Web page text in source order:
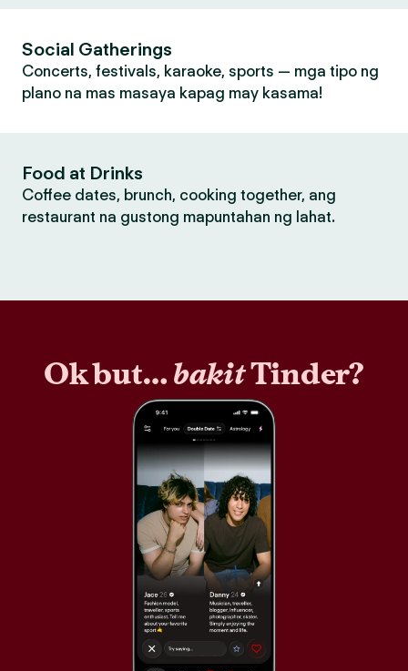
Social Gatherings
Concerts, festivals, karaoke, sports — mga tipo ng
plano na mas masaya kapag may kasama!
Food at Drinks
Coffee dates, brunch, cooking together, ang
restaurant na gustong mapuntahan ng lahat.
Ok but…bakitTinder?